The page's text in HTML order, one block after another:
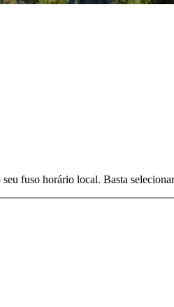
fuso horário local. Basta